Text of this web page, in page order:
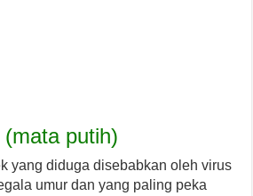
putih)
yang diduga disebabkan oleh virus
umur dan yang paling peka